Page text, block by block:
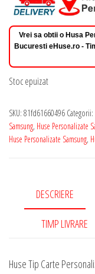
Vrei sa obtii o Husa
Bucuresti eHuse.ro -
Stoc epuizat
SKU: 81fd61660496 Categorii:
Samsung, Huse Personalizate
Huse Personalizate Samsung,
DESCRIERE
TIMP LIVRARE
Huse Tip Carte